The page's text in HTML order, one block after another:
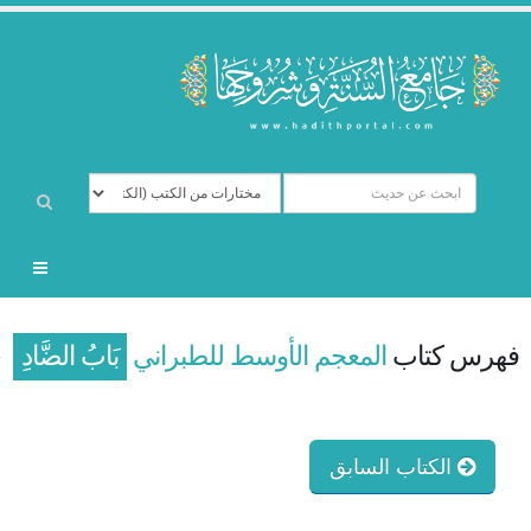
فهرس كتاب المعجم الأوسط للطبراني بَابُ الضَّادِ
الكتاب السابق